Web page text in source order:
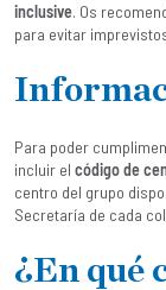
inclusive. Os
para evitar
Para poder
incluir el código de
centro del grupo
Secretaría de cada
¿En qué